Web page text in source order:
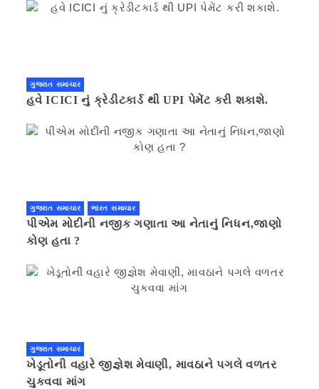
ગુજરાત સમાચાર
હવે ICICI નું ક્રેડીટકાર્ડ થી UPI પેમેંટ કરી શકાશે.
ગુજરાત સમાચાર ભારત સમાચાર
પીએમ મોદીની નજીક ગણાતા આ નેતાનું નિધન,જાણો
કોણ હતા ?
ગુજરાત સમાચાર
ખેડૂતોની વહારે જીજ્ઞેશ મેવાણી, માવઠાને પગલે વળતર
ચુકવવા માંગ